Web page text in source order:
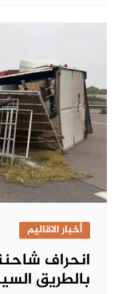
أخبار الاقاليم
انحراف
بالطريق